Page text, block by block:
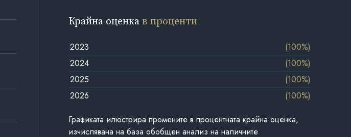
Крайна оценкав проценти
2023
(100%)
2024
(100%)
2025
(100%)
2026
(100%)
Графиката илюстрира промените в процентната крайна оценка,
изчислявана на база обобщен анализ на наличните